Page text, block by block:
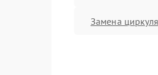
Замена